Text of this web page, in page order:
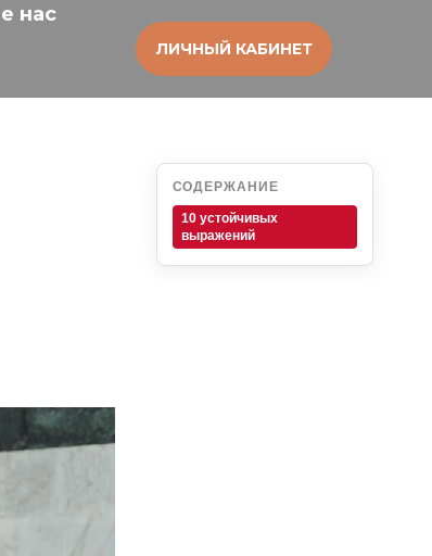
ЛИЧНЫЙ КАБИНЕТ
нас
СОДЕРЖАНИЕ
10 устойчивых
выражений